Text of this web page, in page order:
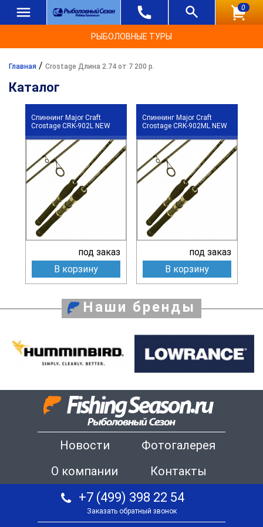
0
РЫБОЛОВНЫЕ ТУРЫ
Главная / Crostage Длина 2.74 от 7 200 р.
Каталог
Спиннинг Major Craft
Crostage CRK-902L NEW
под заказ
В корзину
Спиннинг Major Craft
Crostage CRK-902ML NEW
под заказ
В корзину
Наши бренды
Новости
Фотогалерея
О компании
Контакты
+7 (499) 398 22 54
Заказать обратный звонок